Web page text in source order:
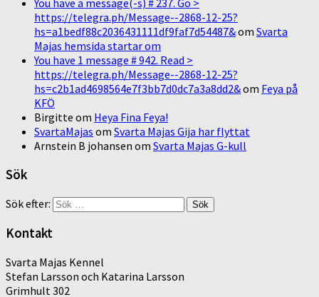
You have a message(-s) # 237. Go >
https://telegra.ph/Message--2868-12-25?
hs=a1bedf88c2036431111df9faf7d54487&om Svarta
Majas hemsida startar om
You have 1 message # 942. Read >
https://telegra.ph/Message--2868-12-25?
hs=c2b1ad4698564e7f3bb7d0dc7a3a8dd2&om Feya på
KFÖ
Birgitte om Heya Fina Feya!
SvartaMajas om Svarta Majas Gija har flyttat
Arnstein B johansen om Svarta Majas G-kull
Sök
Sök efter:
Kontakt
Svarta Majas Kennel
Stefan Larsson och Katarina Larsson
Grimhult 302